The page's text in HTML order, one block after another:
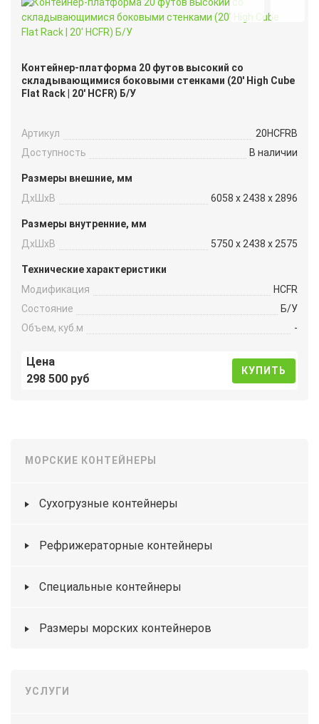
Контейнер-платформа 20 футов высокий со
складывающимися боковыми стенками (20′ High Cube
Flat Rack | 20′ HCFR) Б/У
Артикул
20HCFRB
Доступность
В наличии
Размеры внешние, мм
ДxШxВ
6058 x 2438 x 2896
Размеры внутренние, мм
ДxШxВ
5750 x 2438 x 2575
Технические характеристики
Модификация
HCFR
Состояние
Б/У
Объем, куб.м
-
Цена
298 500 руб
КУПИТЬ
МОРСКИЕ КОНТЕЙНЕРЫ
Сухогрузные контейнеры
Рефрижераторные контейнеры
Специальные контейнеры
Размеры морских контейнеров
УСЛУГИ